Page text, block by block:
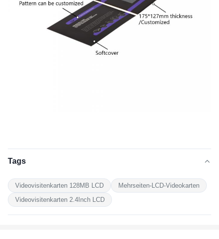
Tags
Videovisitenkarten 128MB LCD
Mehrseiten-LCD-Videokarten
Videovisitenkarten 2.4Inch LCD